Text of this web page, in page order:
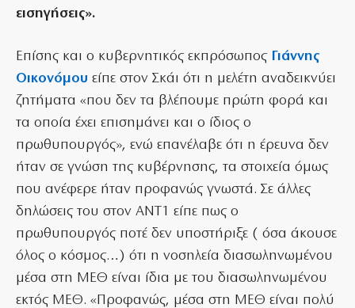
εισηγήσεις».
Επίσης και ο κυβερνητικός εκπρόσωπος Γιάννης
Οικονόμου είπε στον Σκάι ότι η μελέτη αναδεικνύει
ζητήματα «που δεν τα βλέπουμε πρώτη φορά και
τα οποία έχει επισημάνει και ο ίδιος ο
πρωθυπουργός», ενώ επανέλαβε ότι η έρευνα δεν
ήταν σε γνώση της κυβέρνησης, τα στοιχεία όμως
που ανέφερε ήταν προφανώς γνωστά. Σε άλλες
δηλώσεις του στον ΑΝΤ1 είπε πως ο
πρωθυπουργός ποτέ δεν υποστήριξε ( όσα άκουσε
όλος ο κόσμος…) ότι η νοσηλεία διασωληνωμένου
μέσα στη ΜΕΘ είναι ίδια με του διασωληνωμένου
εκτός ΜΕΘ. «Προφανώς, μέσα στη ΜΕΘ είναι πολύ